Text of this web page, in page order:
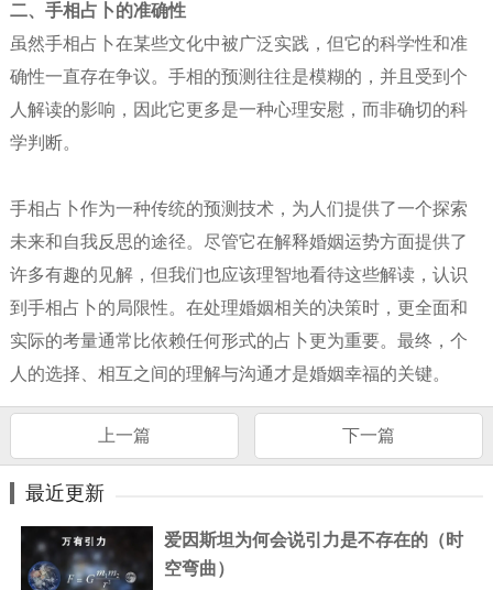
二、手相占卜的准确性
虽然手相占卜在某些文化中被广泛实践，但它的科学性和准
确性一直存在争议。手相的预测往往是模糊的，并且受到个
人解读的影响，因此它更多是一种心理安慰，而非确切的科
学判断。
手相占卜作为一种传统的预测技术，为人们提供了一个探索
未来和自我反思的途径。尽管它在解释婚姻运势方面提供了
许多有趣的见解，但我们也应该理智地看待这些解读，认识
到手相占卜的局限性。在处理婚姻相关的决策时，更全面和
实际的考量通常比依赖任何形式的占卜更为重要。最终，个
人的选择、相互之间的理解与沟通才是婚姻幸福的关键。
上一篇 下一篇
最近更新
爱因斯坦为何会说引力是不存在的（时
空弯曲）